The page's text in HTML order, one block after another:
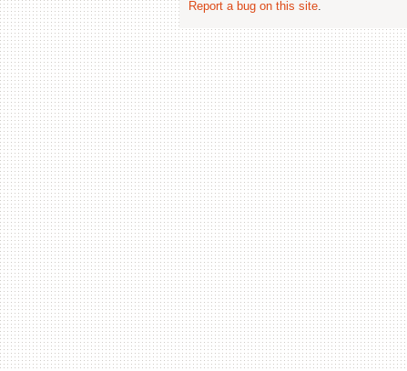
Report a bug on this site.